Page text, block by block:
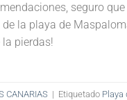
seguro
la playa de
la pierdas!
CANARIAS | Etiquetado Playa